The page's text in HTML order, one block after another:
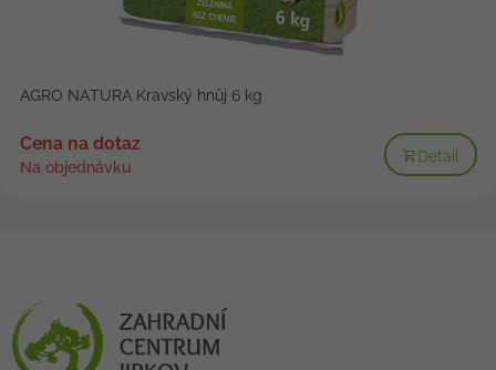
AGRO NATURA Kravský hnůj 6 kg
Cena na dotaz
Na objednávku
Detail